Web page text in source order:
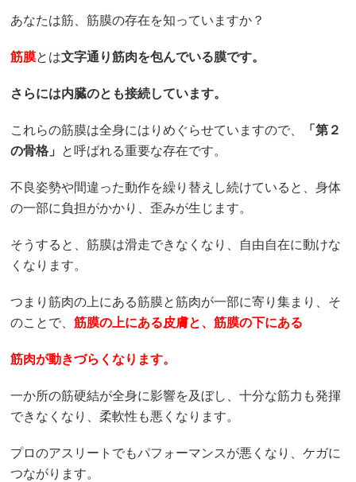
あなたは筋、筋膜の存在を知っていますか？
筋膜とは文字通り筋肉を包んでいる膜です。
さらには内臓のとも接続しています。
これらの筋膜は全身にはりめぐらせていますので、
「第２
の骨格」 と呼ばれる重要な存在です。
不良姿勢や間違った動作を繰り替えし続けていると、身体
の一部に負担がかかり、歪みが生じます。
そうすると、筋膜は滑走できなくなり、自由自在に動けな
くなります。
つまり筋肉の上にある筋膜と筋肉が一部に寄り集まり、そ
のことで、筋膜の上にある皮膚と、筋膜の下にある
筋肉が動きづらくなります。
一か所の筋硬結が全身に影響を及ぼし、十分な筋力も発揮
できなくなり、柔軟性も悪くなります。
プロのアスリートでもパフォーマンスが悪くなり、ケガに
つながります。